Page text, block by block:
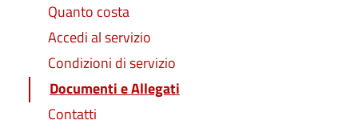
Quanto costa
Accedi al servizio
Condizioni di servizio
Documenti e Allegati
Contatti